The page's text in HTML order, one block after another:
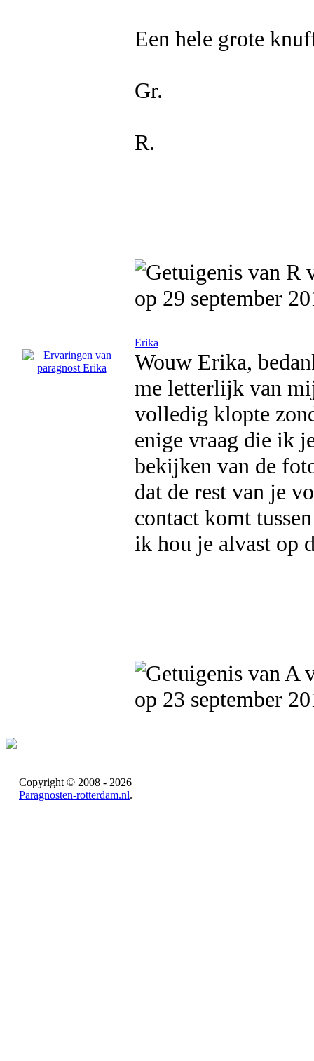
Een hele grote
Gr.
R.
op 29 september
Erika
Wouw Erika,
me letterlijk van
volledig klopte
enige vraag die ik
bekijken van de
dat de rest van je
contact komt
ik hou je alvast op
op 23 september
Copyright © 2008 - 2026
Paragnosten-rotterdam.nl.